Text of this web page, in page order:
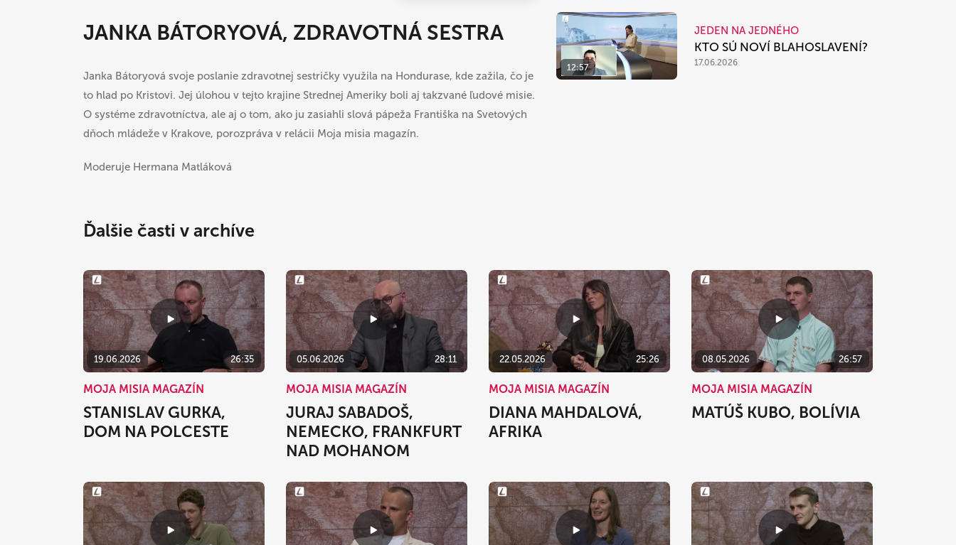
JANKA BÁTORYOVÁ, ZDRAVOTNÁ SESTRA
Janka Bátoryová svoje poslanie zdravotnej sestričky využila na Hondurase, kde zažila, čo je
to hlad po Kristovi. Jej úlohou v tejto krajine Strednej Ameriky boli aj takzvané ľudové misie.
O systéme zdravotníctva, ale aj o tom, ako ju zasiahli slová pápeža Františka na Svetových
dňoch mládeže v Krakove, porozpráva v relácii Moja misia magazín.
Moderuje Hermana Matláková
12:57
JEDEN NA JEDNÉHO
KTO SÚ NOVÍ BLAHOSLAVENÍ?
17.06.2026
Ďalšie časti v archíve
19.06.2026 26:35
MOJA MISIA MAGAZÍN
STANISLAV GURKA,
DOM NA POLCESTE
05.06.2026 28:11
MOJA MISIA MAGAZÍN
JURAJ SABADOŠ,
NEMECKO, FRANKFURT
NAD MOHANOM
22.05.2026 25:26
MOJA MISIA MAGAZÍN
DIANA MAHDALOVÁ,
AFRIKA
08.05.2026 26:57
MOJA MISIA MAGAZÍN
MATÚŠ KUBO, BOLÍVIA